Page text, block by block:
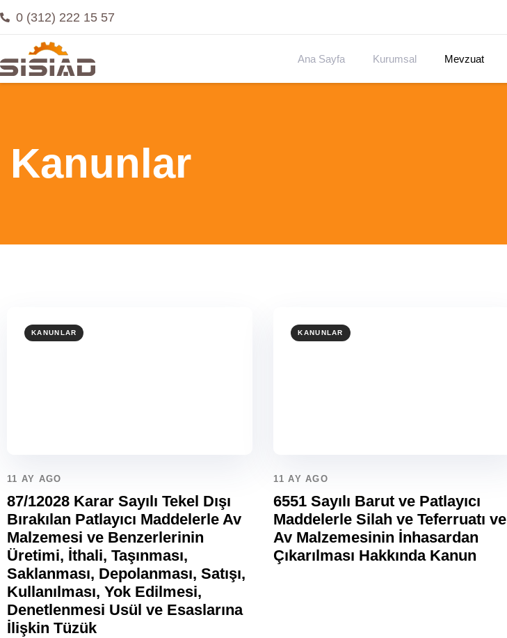
0 (312) 222 15 57
Ana Sayfa Kurumsal Mevzuat
Kanunlar
KANUNLAR
11 AY AGO
87/12028 Karar Sayılı Tekel Dışı
Bırakılan Patlayıcı Maddelerle Av
Malzemesi ve Benzerlerinin
Üretimi, İthali, Taşınması,
Saklanması, Depolanması, Satışı,
Kullanılması, Yok Edilmesi,
Denetlenmesi Usül ve Esaslarına
İlişkin Tüzük
KANUNLAR
11 AY AGO
6551 Sayılı Barut ve Patlayıcı
Maddelerle Silah ve Teferruatı ve
Av Malzemesinin İnhasardan
Çıkarılması Hakkında Kanun